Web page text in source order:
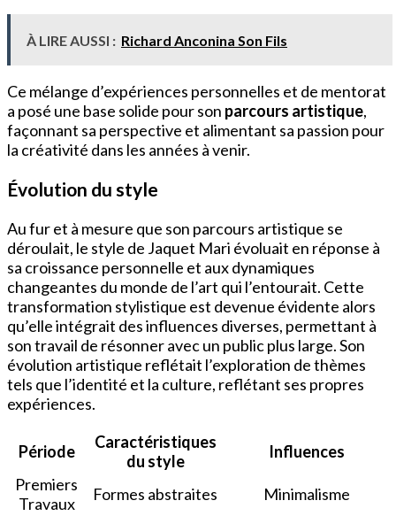
À LIRE AUSSI : Richard Anconina Son Fils
Ce mélange d’expériences personnelles et de mentorat
a posé une base solide pour son parcours artistique,
façonnant sa perspective et alimentant sa passion pour
la créativité dans les années à venir.
Évolution du style
Au fur et à mesure que son parcours artistique se
déroulait, le style de Jaquet Mari évoluait en réponse à
sa croissance personnelle et aux dynamiques
changeantes du monde de l’art qui l’entourait. Cette
transformation stylistique est devenue évidente alors
qu’elle intégrait des influences diverses, permettant à
son travail de résonner avec un public plus large. Son
évolution artistique reflétait l’exploration de thèmes
tels que l’identité et la culture, reflétant ses propres
expériences.
Période
Caractéristiques
du style
Influences
Premiers
Travaux
Formes abstraites
Minimalisme